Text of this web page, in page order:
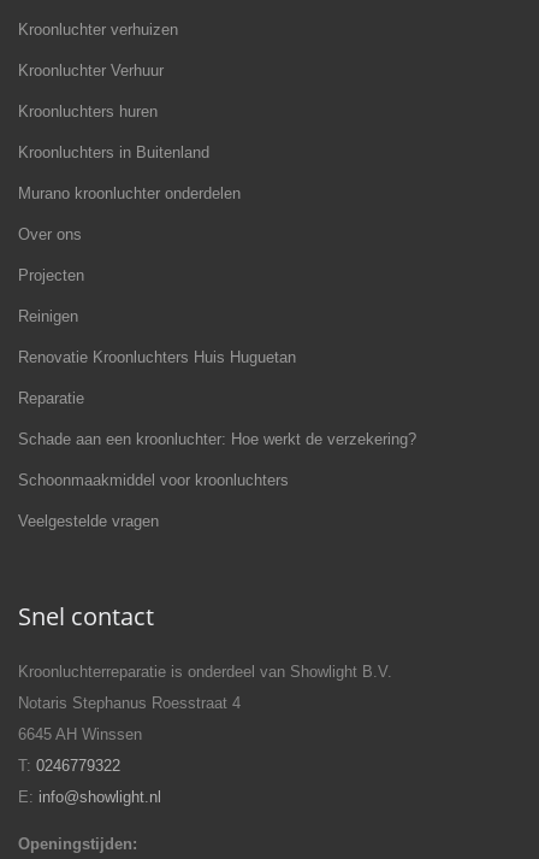
Kroonluchter verhuizen
Kroonluchter Verhuur
Kroonluchters huren
Kroonluchters in Buitenland
Murano kroonluchter onderdelen
Over ons
Projecten
Reinigen
Renovatie Kroonluchters Huis Huguetan
Reparatie
Schade aan een kroonluchter: Hoe werkt de verzekering?
Schoonmaakmiddel voor kroonluchters
Veelgestelde vragen
Snel contact
Kroonluchterreparatie is onderdeel van Showlight B.V.
Notaris Stephanus Roesstraat 4
6645 AH Winssen
T:0246779322
E: info@showlight.nl
Openingstijden: